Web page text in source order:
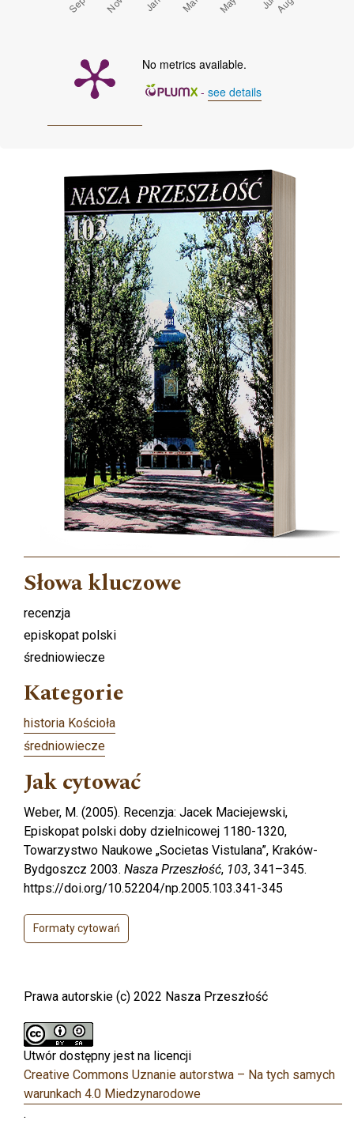
No metrics available.
- see details
Słowa kluczowe
recenzja
episkopat polski
średniowiecze
Kategorie
historia Kościoła
średniowiecze
Jak cytować
Weber, M. (2005). Recenzja: Jacek Maciejewski,
Episkopat polski doby dzielnicowej 1180-1320,
Towarzystwo Naukowe „Societas Vistulana”, Kraków-
Bydgoszcz 2003. Nasza Przeszłość, 103, 341–345.
https://doi.org/10.52204/np.2005.103.341-345
Formaty cytowań
Prawa autorskie (c) 2022 Nasza Przeszłość
Utwór dostępny jest na licencji
Creative Commons Uznanie autorstwa – Na tych samych
warunkach 4.0 Miedzynarodowe
.